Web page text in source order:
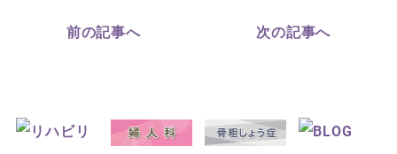
前の記事へ 次の記事へ